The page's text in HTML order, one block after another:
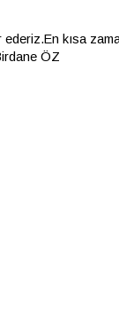
ederiz.En kısa
ÖZ